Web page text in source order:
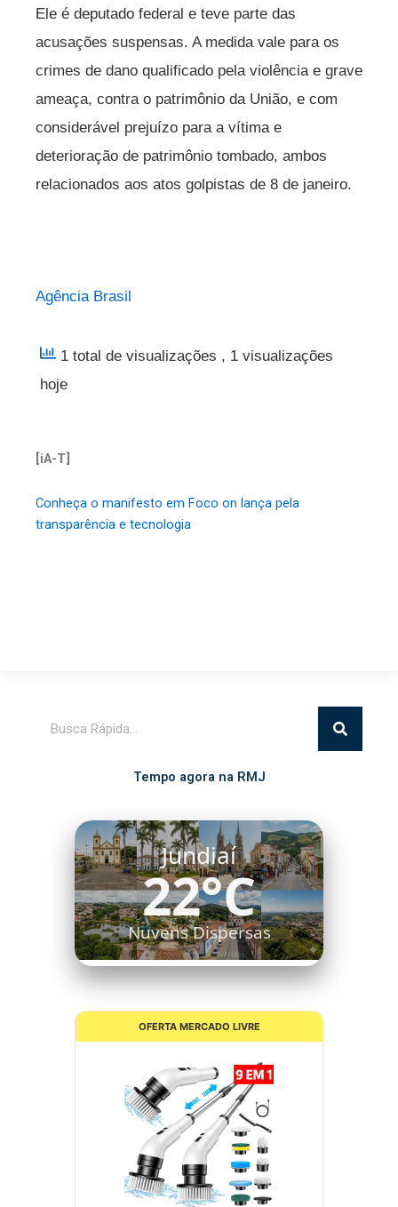
Ele é deputado federal e teve parte das
acusações suspensas. A medida vale para os
crimes de dano qualificado pela violência e grave
ameaça, contra o patrimônio da União, e com
considerável prejuízo para a vítima e
deterioração de patrimônio tombado, ambos
relacionados aos atos golpistas de 8 de janeiro.
Agência Brasil
1 total de visualizações , 1 visualizações
hoje
[iA-T]
Conheça o manifesto em Foco on lança pela
transparência e tecnologia
Tempo agora na RMJ
Itatiba
21°C
Algumas Nuvens
OFERTA MERCADO LIVRE